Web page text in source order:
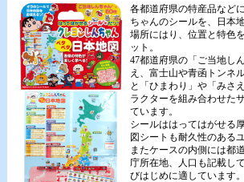
各都道府県の特産品など
ちゃんのシールを、日本
場所にはり、位置と特色
ット。
47都道府県の「ご当地し
え、富士山や青函トンネ
と「ひまわり」や「みさ
ラクターを組み合わせた
ています。
シールははってはがせる
図シートも耐久性のある
またケースの内側には都
庁所在地、人口も記載し
びはじめに適しています。